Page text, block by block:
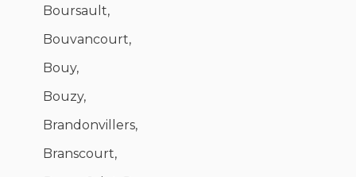
Boursault,
Bouvancourt,
Bouy,
Bouzy,
Brandonvillers,
Branscourt,